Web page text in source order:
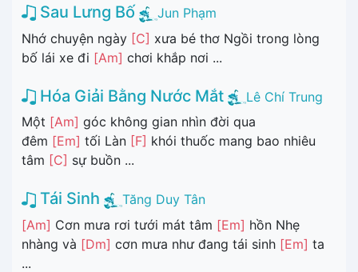
Sau Lưng Bố
Jun Phạm
Nhớ chuyện ngày [C] xưa bé thơ Ngồi trong lòng
bố lái xe đi [Am] chơi khắp nơi ...
Hóa Giải Bằng Nước Mắt
Lê Chí Trung
Một [Am] góc không gian nhìn đời qua
đêm [Em] tối Làn [F] khói thuốc mang bao nhiêu
tâm [C] sự buồn ...
Tái Sinh
Tăng Duy Tân
[Am] Cơn mưa rơi tưới mát tâm [Em] hồn Nhẹ
nhàng và [Dm] cơn mưa như đang tái sinh [Em] ta
...